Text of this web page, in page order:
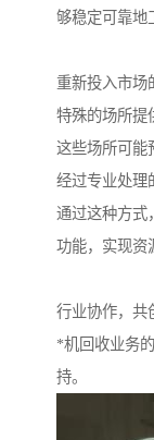
够稳定可靠地
重新投入市场
特殊的场所提
这些场所可能
经过专业处理
通过这种方式
功能，实现资
行业协作，共
*机回收业务
持。